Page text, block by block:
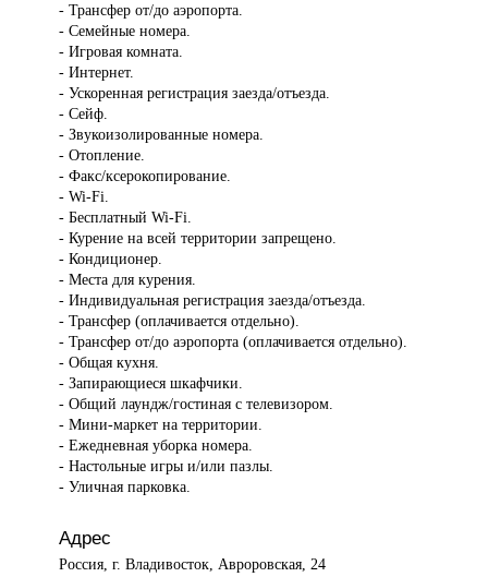
- Трансфер от/до аэропорта.
- Семейные номера.
- Игровая комната.
- Интернет.
- Ускоренная регистрация заезда/отъезда.
- Сейф.
- Звукоизолированные номера.
- Отопление.
- Факс/ксерокопирование.
- Wi-Fi.
- Бесплатный Wi-Fi.
- Курение на всей территории запрещено.
- Кондиционер.
- Места для курения.
- Индивидуальная регистрация заезда/отъезда.
- Трансфер (оплачивается отдельно).
- Трансфер от/до аэропорта (оплачивается отдельно).
- Общая кухня.
- Запирающиеся шкафчики.
- Общий лаундж/гостиная с телевизором.
- Мини-маркет на территории.
- Ежедневная уборка номера.
- Настольные игры и/или пазлы.
- Уличная парковка.
Адрес
Россия, г. Владивосток, Авроровская, 24